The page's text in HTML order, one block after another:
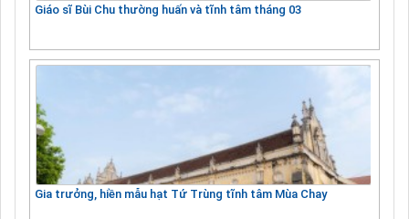
Giáo sĩ Bùi Chu thường huấn và tĩnh tâm tháng 03
Gia trưởng, hiền mẫu hạt Tứ Trùng tĩnh tâm Mùa Chay